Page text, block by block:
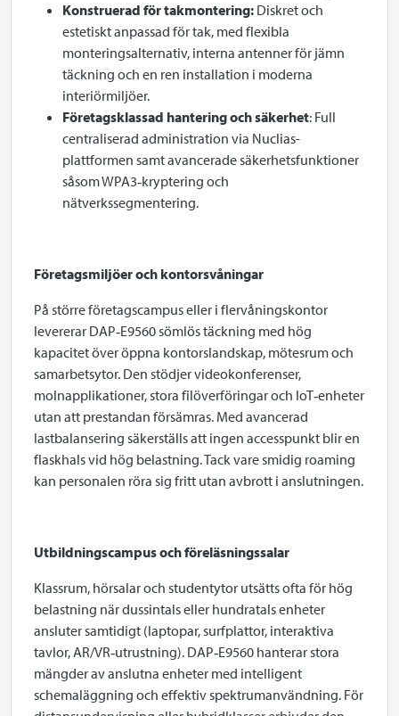
Konstruerad för takmontering: Diskret och
estetiskt anpassad för tak, med flexibla
monteringsalternativ, interna antenner för jämn
täckning och en ren installation i moderna
interiörmiljöer.
Företagsklassad hantering och säkerhet: Full
centraliserad administration via Nuclias-
plattformen samt avancerade säkerhetsfunktioner
såsom WPA3‑kryptering och
nätverkssegmentering.
Företagsmiljöer och kontorsvåningar
På större företagscampus eller i flervåningskontor
levererar DAP‑E9560 sömlös täckning med hög
kapacitet över öppna kontorslandskap, mötesrum och
samarbetsytor. Den stödjer videokonferenser,
molnapplikationer, stora filöverföringar och IoT‑enheter
utan att prestandan försämras. Med avancerad
lastbalansering säkerställs att ingen accesspunkt blir en
flaskhals vid hög belastning. Tack vare smidig roaming
kan personalen röra sig fritt utan avbrott i anslutningen.
Utbildningscampus och föreläsningssalar
Klassrum, hörsalar och studentytor utsätts ofta för hög
belastning när dussintals eller hundratals enheter
ansluter samtidigt (laptopar, surfplattor, interaktiva
tavlor, AR/VR‑utrustning). DAP‑E9560 hanterar stora
mängder av anslutna enheter med intelligent
schemaläggning och effektiv spektrumanvändning. För